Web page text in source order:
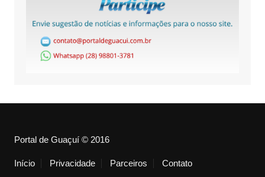
Portal de Guaçuí © 2016
Início Privacidade Parceiros Contato